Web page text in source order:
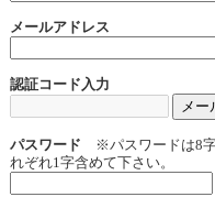
利用者によるアカウント情報の登
利用者による｢アカウント規約｣
営会社は任意の理由に基づく判
ます。
【サイト概要 】
メールアドレス
認証コード入力
パスワード ※パスワードは8字
れぞれ1字含めて下さい。